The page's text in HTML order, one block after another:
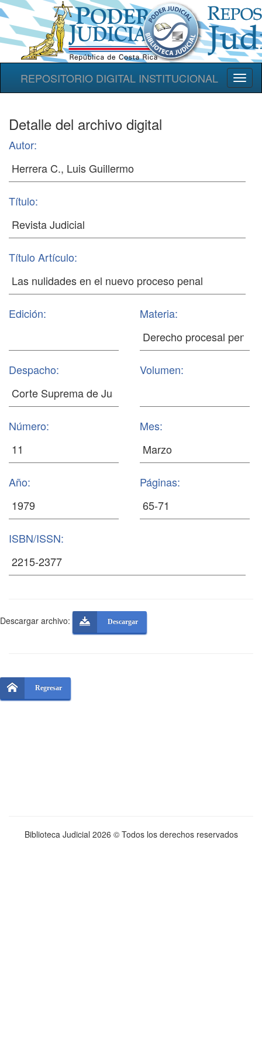
REPOSITORIO DIGITAL INSTITUCIONAL
Detalle del archivo digital
Autor:
Título:
Título Artículo:
Edición: Materia:
Despacho: Volumen:
Número: Mes:
Año: Páginas:
ISBN/ISSN:
Descargar archivo: Descargar
Regresar
Biblioteca Judicial 2026 © Todos los derechos reservados